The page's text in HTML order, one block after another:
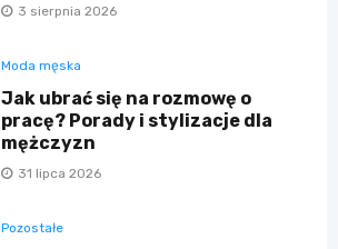
3 sierpnia 2026
Moda męska
Jak ubrać się na rozmowę o
pracę? Porady i stylizacje dla
mężczyzn
31 lipca 2026
Pozostałe